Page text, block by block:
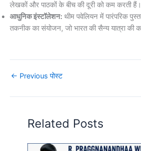
लेखकों और पाठकों के बीच की दूरी को कम करती हैं।
आधुनिक इंस्टॉलेशन: थीम पवेलियन में पारंपरिक
तकनीक का संयोजन, जो भारत की सैन्य यात्रा की
← Previous पोस्ट
Related Posts